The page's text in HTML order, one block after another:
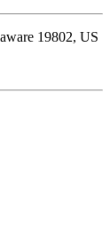
19802, US